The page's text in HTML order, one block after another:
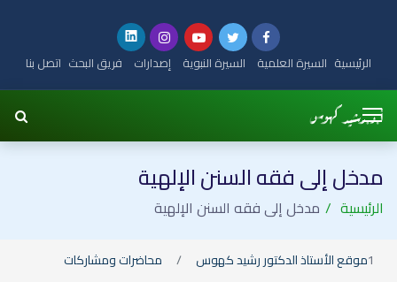
الرئيسية السيرة العلمية السيرة النبوية إصدارات فريق البحث اتصل بنا
مدخل إلى فقه السنن الإلهية
الرئيسية مدخل إلى فقه السنن الإلهية
موقع الأستاذ الدكتور رشيد كهوس
محاضرات ومشاركات